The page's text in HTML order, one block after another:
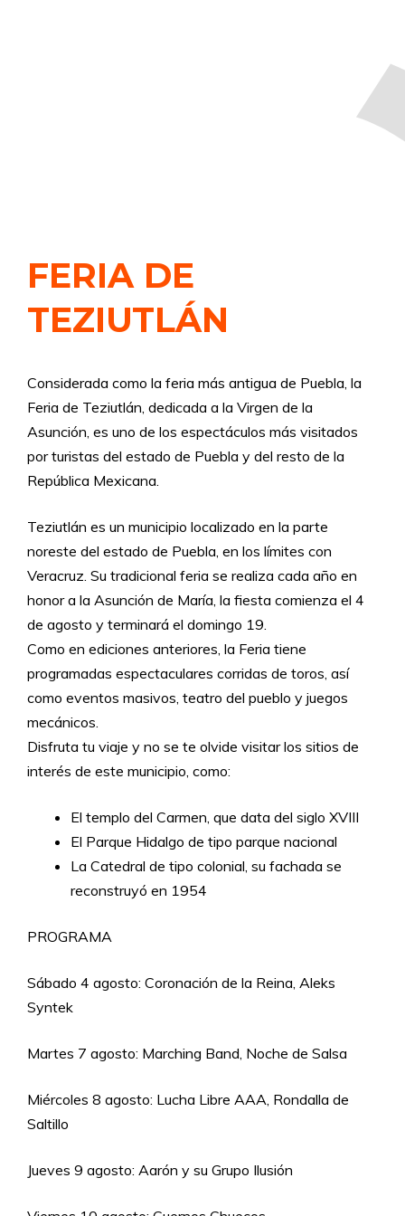
FERIA DE
TEZIUTLÁN
Considerada como la feria más antigua de Puebla, la
Feria de Teziutlán, dedicada a la Virgen de la
Asunción, es uno de los espectáculos más visitados
por turistas del estado de Puebla y del resto de la
República Mexicana.
Teziutlán es un municipio localizado en la parte
noreste del estado de Puebla, en los límites con
Veracruz. Su tradicional feria se realiza cada año en
honor a la Asunción de María, la fiesta comienza el 4
de agosto y terminará el domingo 19.
Como en ediciones anteriores, la Feria tiene
programadas espectaculares corridas de toros, así
como eventos masivos, teatro del pueblo y juegos
mecánicos.
Disfruta tu viaje y no se te olvide visitar los sitios de
interés de este municipio, como:
El templo del Carmen, que data del siglo XVIII
El Parque Hidalgo de tipo parque nacional
La Catedral de tipo colonial, su fachada se
reconstruyó en 1954
PROGRAMA
Sábado 4 agosto: Coronación de la Reina, Aleks
Syntek
Martes 7 agosto: Marching Band, Noche de Salsa
Miércoles 8 agosto: Lucha Libre AAA, Rondalla de
Saltillo
Jueves 9 agosto: Aarón y su Grupo Ilusión